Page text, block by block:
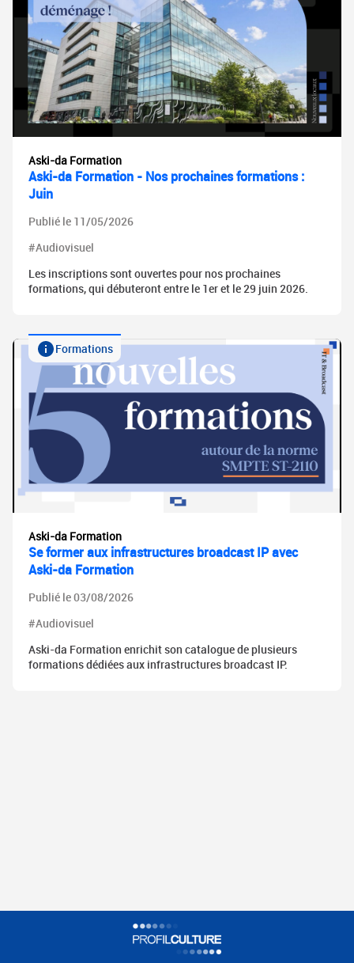
Aski-da Formation
Aski-da Formation - Nos prochaines formations :
Juin
Publié le 11/05/2026
#Audiovisuel
Les inscriptions sont ouvertes pour nos prochaines
formations, qui débuteront entre le 1er et le 29 juin 2026.
Formations
Aski-da Formation
Se former aux infrastructures broadcast IP avec
Aski-da Formation
Publié le 03/08/2026
#Audiovisuel
Aski-da Formation enrichit son catalogue de plusieurs
formations dédiées aux infrastructures broadcast IP.